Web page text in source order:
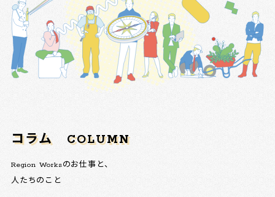
コラム COLUMN
Region Worksのお仕事と、
人たちのこと